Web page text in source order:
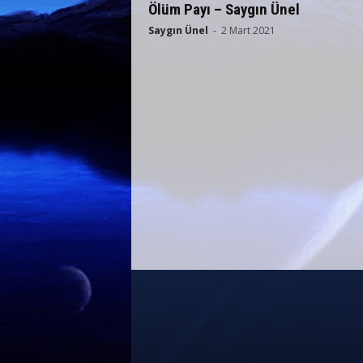
Ölüm Payı – Saygın Ünel
Saygın Ünel - 2 Mart 2021